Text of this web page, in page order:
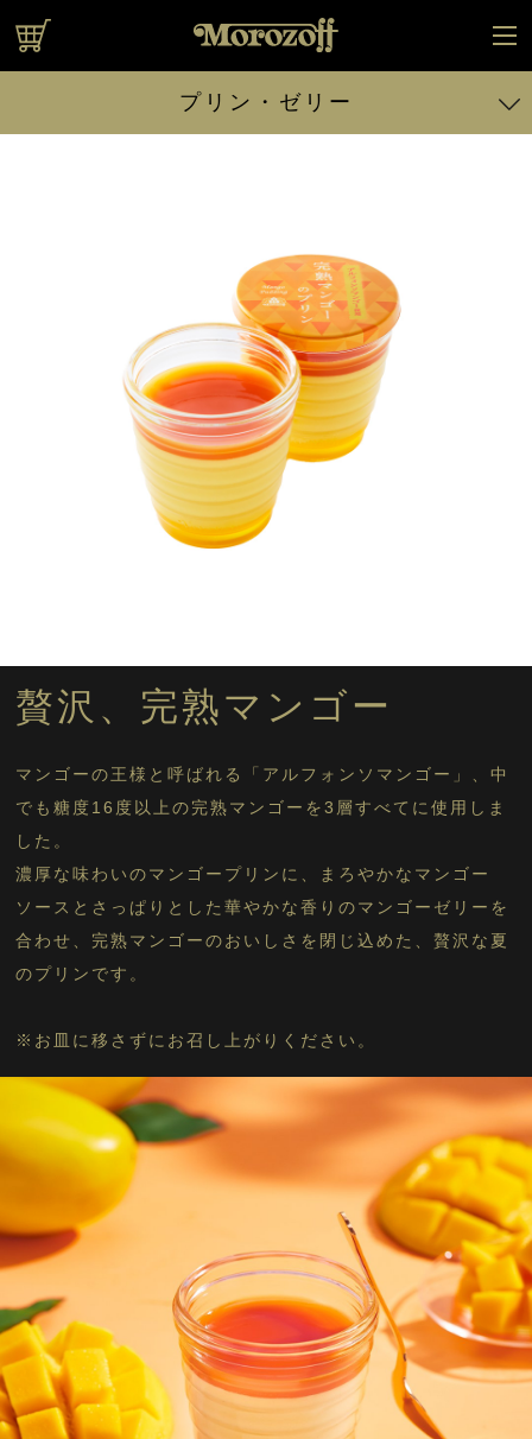
プリン・ゼリー
クラウンメロンのプリン
復刻カスタードプリン
フルーツグラスゼリー （アルフォンソマンゴー ＆バレンシア
フルーツグラスゼリー （マスクメロン＆白桃）
贅沢、完熟マンゴー
マンゴーの王様と呼ばれる「アルフォンソマンゴー」、中
でも糖度16度以上の完熟マンゴーを3層すべてに使用しま
した。
濃厚な味わいのマンゴープリンに、まろやかなマンゴー
ソースとさっぱりとした華やかな香りのマンゴーゼリーを
合わせ、完熟マンゴーのおいしさを閉じ込めた、贅沢な夏
のプリンです。
※お皿に移さずにお召し上がりください。